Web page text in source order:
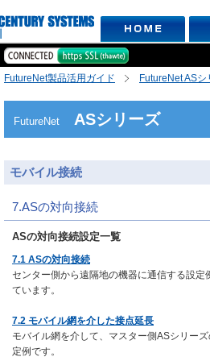
FutureNet製品活用ガイド FutureNet ASシ
FutureNet ASシリーズ
モバイル接続
7.ASの対向接続
ASの対向接続設定一覧
7.1 ASの対向接続
センター側から遠隔地の機器に通信する設
ています。
7.2 モバイル網を介した接点延長
モバイル網を介して、マスター側ASシリー
定例です。